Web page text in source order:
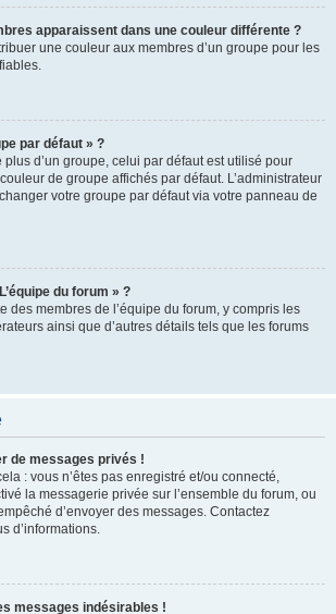
apparaissent dans une couleur différente ?
une couleur aux membres d’un groupe pour les
par défaut » ?
d’un groupe, celui par défaut est utilisé pour
de groupe affichés par défaut. L’administrateur
votre groupe par défaut via votre panneau de
du forum » ?
des membres de l’équipe du forum, y compris les
ainsi que d’autres détails tels que les forums
de messages privés !
: vous n’êtes pas enregistré et/ou connecté,
la messagerie privée sur l’ensemble du forum, ou
d’envoyer des messages. Contactez
d’informations.
messages indésirables !